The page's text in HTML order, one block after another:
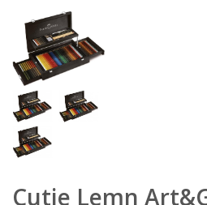
Cutie Lemn